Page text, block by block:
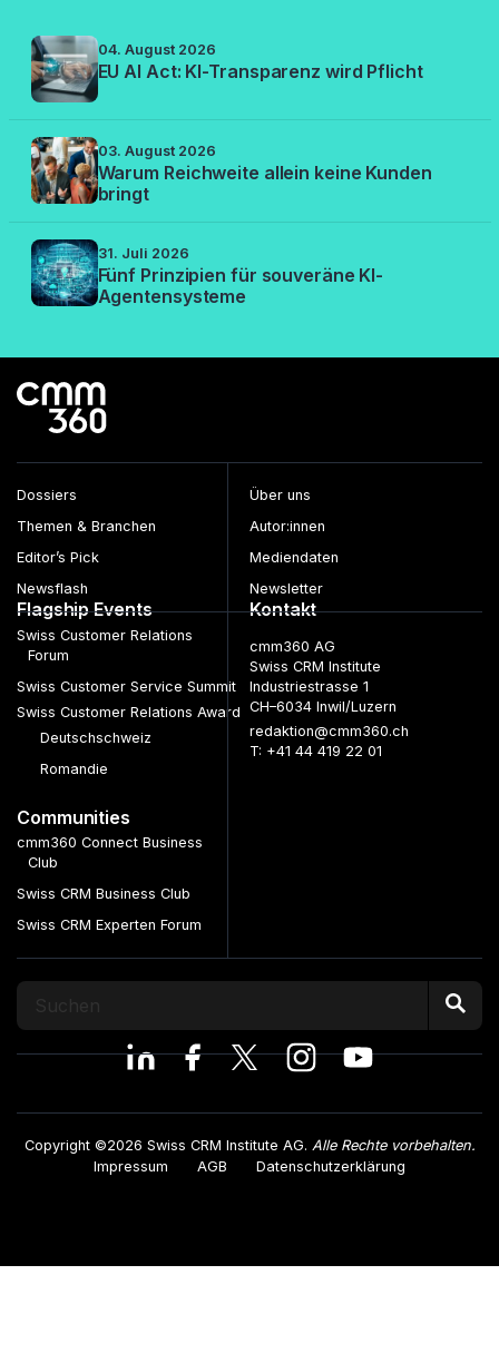
04. August 2026
EU AI Act: KI-Transparenz wird Pflicht
03. August 2026
Warum Reichweite allein keine Kunden
bringt
31. Juli 2026
Fünf Prinzipien für souveräne KI-
Agentensysteme
Dossiers
Themen & Branchen
Editor’s Pick
Newsflash
Über uns
Autor:innen
Mediendaten
Newsletter
Flagship Events
Swiss Customer Relations
Forum
Swiss Customer Service Summit
Swiss Customer Relations Award
Deutschschweiz
Romandie
Communities
cmm360 Connect Business
Club
Swiss CRM Business Club
Swiss CRM Experten Forum
Kontakt
cmm360 AG
Swiss CRM Institute
Industriestrasse 1
CH–6034 Inwil/Luzern
redaktion@cmm360.ch
T: +41 44 419 22 01
Copyright ©2026 Swiss CRM Institute AG. Alle Rechte vorbehalten.
Impressum
AGB Datenschutzerklärung